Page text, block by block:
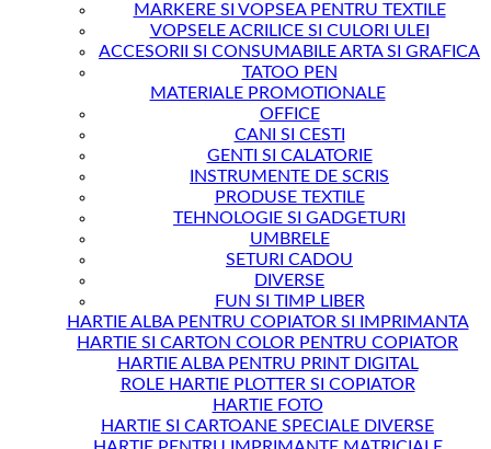
MARKERE SI VOPSEA PENTRU TEXTILE
VOPSELE ACRILICE SI CULORI ULEI
ACCESORII SI CONSUMABILE ARTA SI GRAFICA
TATOO PEN
MATERIALE PROMOTIONALE
OFFICE
CANI SI CESTI
GENTI SI CALATORIE
INSTRUMENTE DE SCRIS
PRODUSE TEXTILE
TEHNOLOGIE SI GADGETURI
UMBRELE
SETURI CADOU
DIVERSE
FUN SI TIMP LIBER
HARTIE ALBA PENTRU COPIATOR SI IMPRIMANTA
HARTIE SI CARTON COLOR PENTRU COPIATOR
HARTIE ALBA PENTRU PRINT DIGITAL
ROLE HARTIE PLOTTER SI COPIATOR
HARTIE FOTO
HARTIE SI CARTOANE SPECIALE DIVERSE